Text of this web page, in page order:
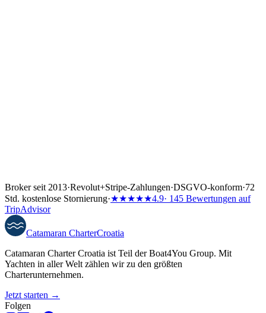
Broker seit 2013·Revolut+Stripe-Zahlungen·DSGVO-konform·72
Std. kostenlose Stornierung·★★★★★4.9· 145 Bewertungen auf
TripAdvisor
Catamaran CharterCroatia
Catamaran Charter Croatia ist Teil der Boat4You Group. Mit
Yachten in aller Welt zählen wir zu den größten
Charterunternehmen.
Jetzt starten →
Folgen